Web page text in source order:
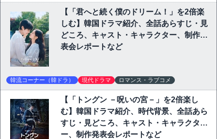
【「君へと続く僕のドリーム！」を2倍楽
しむ】韓国ドラマ紹介、全話あらすじ・見
どころ、キャスト・キャラクター、制作発
表会レポートなど
韓流コーナー（韓ドラ） 現代ドラマ ロマンス・ラブコメ
【「トングン －呪いの宮－」を2倍楽し
む】韓国ドラマ紹介、時代背景、全話あら
すじ・見どころ、キャスト・キャラクタ
ー、制作発表会レポートなど